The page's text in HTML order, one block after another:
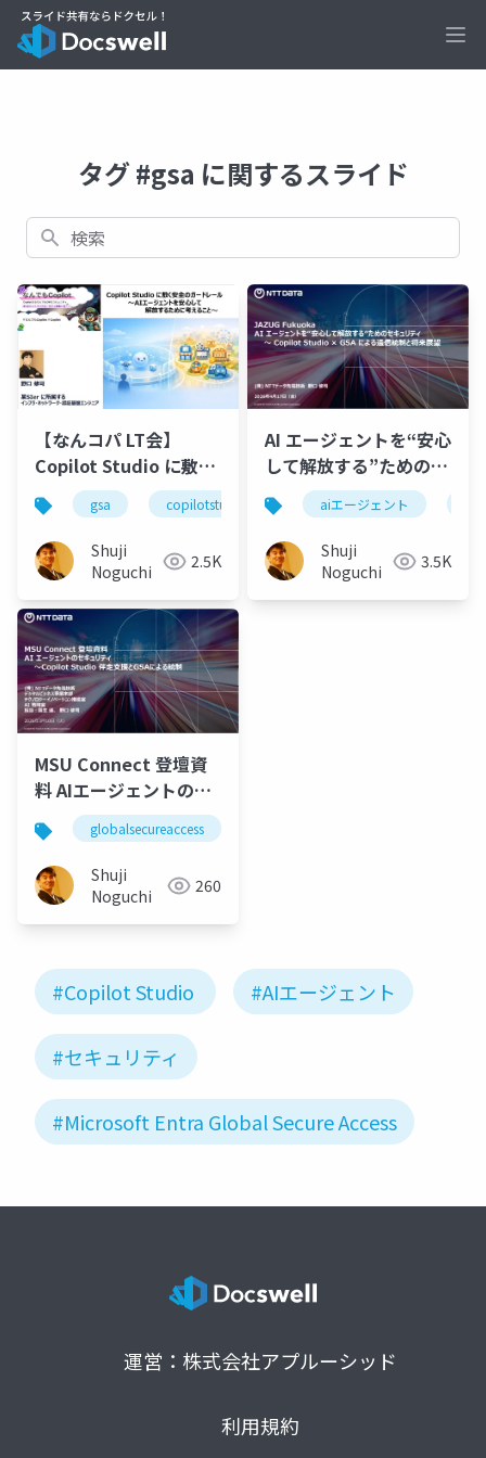
タグ #gsa に関するスライド
検索
【なんコパ LT会】
Copilot Studio に敷く
安全のガードレール〜
AIエージェントを安心
して解放するために考
えること〜
gsa copilotstudio
Shuji
Noguchi
2.5K
AI エージェントを“安心
して解放する”ためのセ
キュリティ ～ Copilot
Studio × GSA による
通信統制と将来展望
aiエージェント
Shuji
Noguchi
3.5K
MSU Connect 登壇資
料 AIエージェントのセ
キュリティ～Copilot
Studio 伴奏支援とGSA
による統制
globalsecureaccess
Shuji
Noguchi
260
#Copilot Studio #AIエージェント
#セキュリティ
#Microsoft Entra Global Secure Access
運営：株式会社アプルーシッド
利用規約